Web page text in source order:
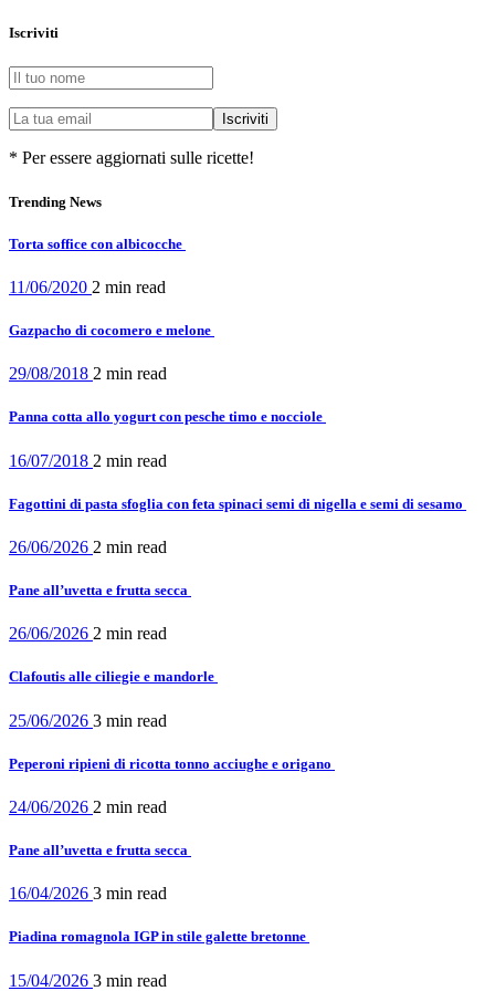
Iscriviti
* Per essere aggiornati sulle ricette!
Trending News
Torta soffice con albicocche
11/06/2020 2 min read
Gazpacho di cocomero e melone
29/08/2018 2 min read
Panna cotta allo yogurt con pesche timo e nocciole
16/07/2018 2 min read
Fagottini di pasta sfoglia con feta spinaci semi di nigella e semi di sesamo
26/06/2026 2 min read
Pane all’uvetta e frutta secca
26/06/2026 2 min read
Clafoutis alle ciliegie e mandorle
25/06/2026 3 min read
Peperoni ripieni di ricotta tonno acciughe e origano
24/06/2026 2 min read
Pane all’uvetta e frutta secca
16/04/2026 3 min read
Piadina romagnola IGP in stile galette bretonne
15/04/2026 3 min read